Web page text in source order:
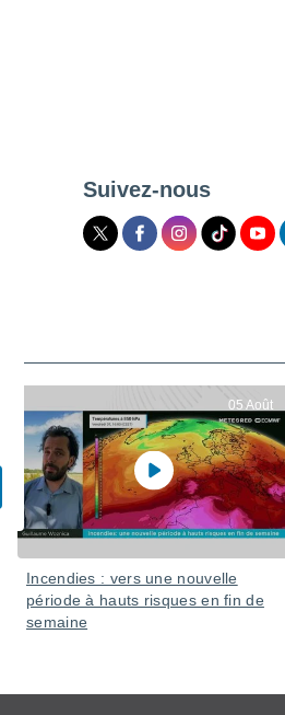
Suivez-nous
05 Août
Incendies : vers une nouvelle
période à hauts risques en fin de
semaine